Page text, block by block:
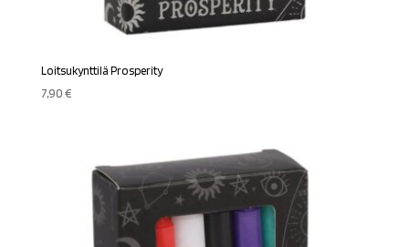
Loitsukynttilä Prosperity
7,90€